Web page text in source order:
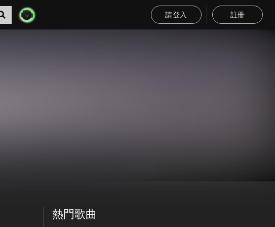
請登入 註冊
熱門歌曲